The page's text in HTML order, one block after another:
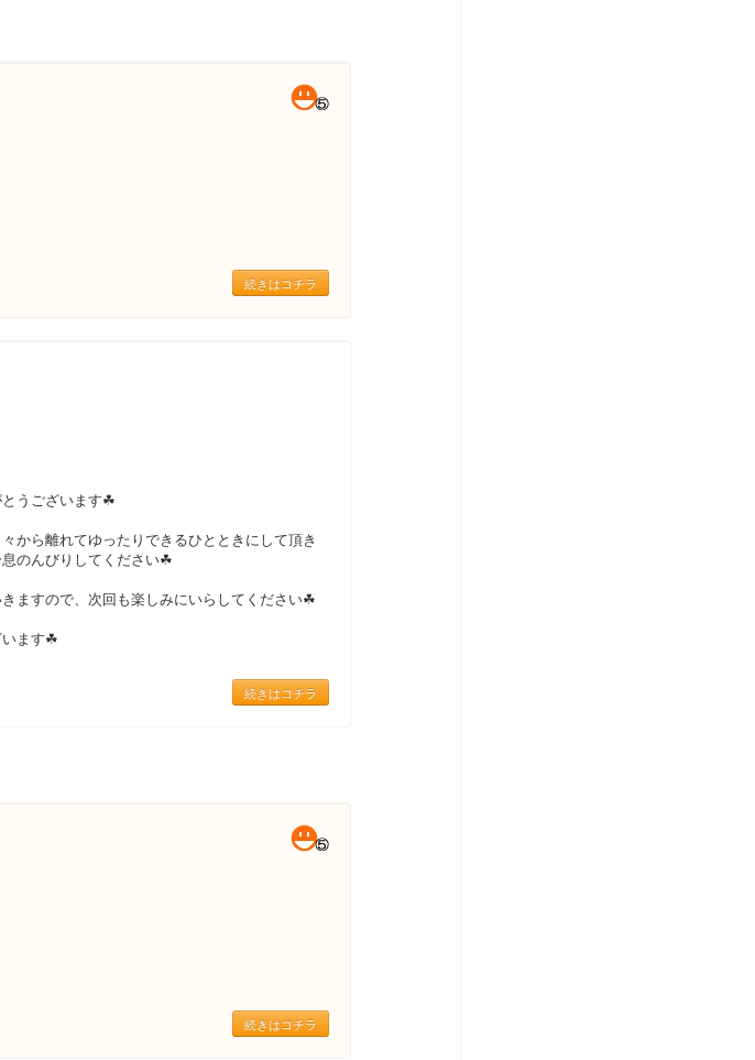
続きはコチラ
うございます☘
から離れてゆったりできるひとときにして頂き
のんびりしてください☘
ますので、次回も楽しみにいらしてください☘
います☘
続きはコチラ
続きはコチラ